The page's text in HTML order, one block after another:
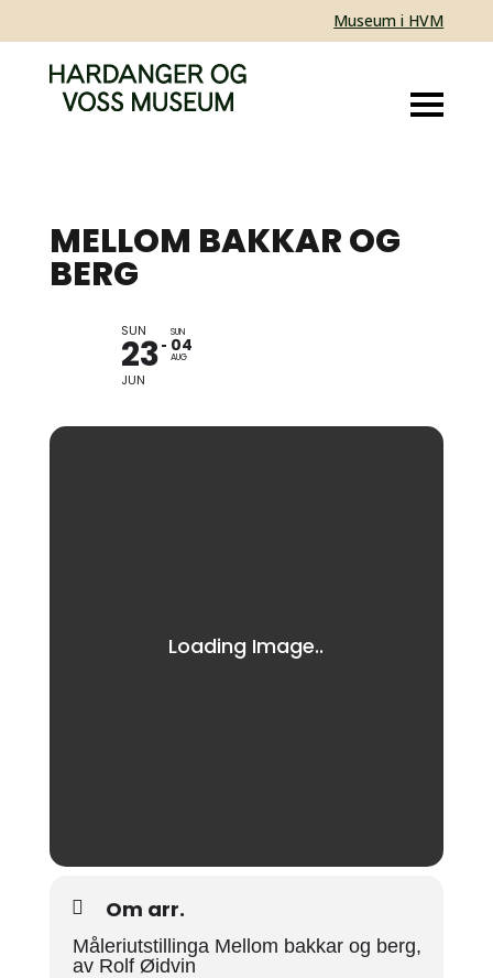
Museum i HVM
MELLOM BAKKAR OG
BERG
SUN
23
JUN
SUN
04
AUG
Om arr.
Måleriutstillinga Mellom bakkar og berg,
av Rolf Øidvin